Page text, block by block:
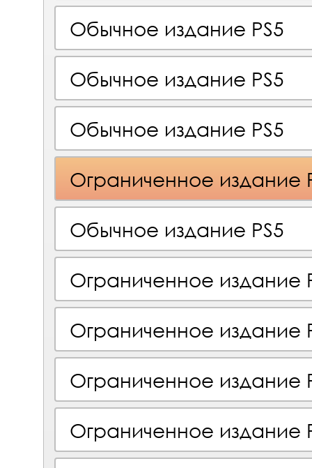
Обычное издание PS5
Обычное издание PS5
Обычное издание PS5
Ограниченное издание
Обычное издание PS5
Ограниченное издание
Ограниченное издание
Ограниченное издание
Ограниченное издание